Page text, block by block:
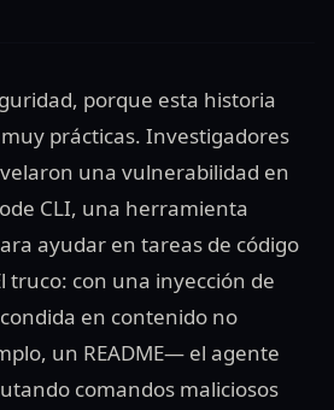
porque esta historia
prácticas. Investigadores
una vulnerabilidad en
CLI, una herramienta
ayudar en tareas de código
truco: con una inyección de
en contenido no
un README— el agente
comandos maliciosos